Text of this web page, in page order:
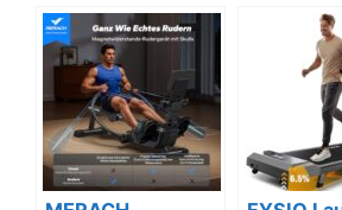
Ein
Anfängerleitfaden
Steigung